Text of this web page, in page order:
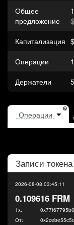
Общее
предложение
Капитализация
Операции
Держатели
Записи токена
2026-08-08 03:45:11
0.109616 FRM
Tx:
От: